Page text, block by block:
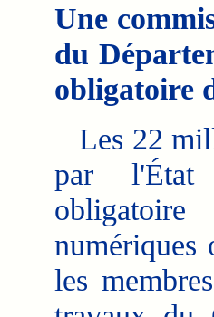
Une
du
obligatoire
Les 22
par l'État
les